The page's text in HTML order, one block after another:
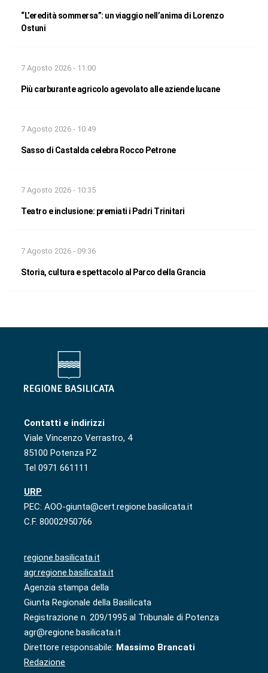
“L’eredità sommersa”: un viaggio nell’anima di Lorenzo
Ostuni
7 Agosto 2026 - 11:00
Più carburante agricolo agevolato alle aziende lucane
7 Agosto 2026 - 10:49
Sasso di Castalda celebra Rocco Petrone
7 Agosto 2026 - 10:35
Teatro e inclusione: premiati i Padri Trinitari
7 Agosto 2026 - 09:36
Storia, cultura e spettacolo al Parco della Grancia
Contatti e indirizzi
Viale Vincenzo Verrastro, 4
85100 Potenza PZ
Tel 0971 661111
URP
PEC: AOO-giunta@cert.regione.basilicata.it
C.F. 80002950766
regione.basilicata.it
agr.regione.basilicata.it
Agenzia stampa della
Giunta Regionale della Basilicata
Registrazione n. 209/1995 al Tribunale di Potenza
agr@regione.basilicata.it
Direttore responsabile: Massimo Brancati
Redazione